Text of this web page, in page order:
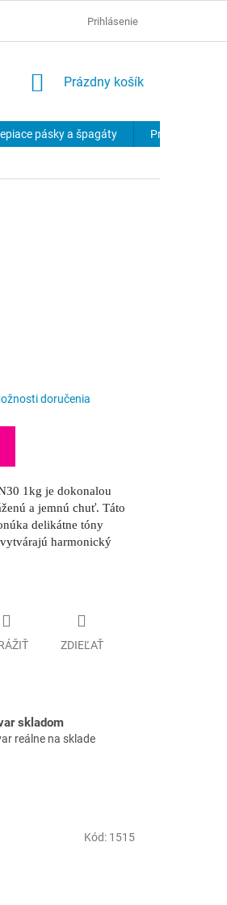
Prihlásenie
NÁKUPNÝ
Prázdny košík
pásky a špagáty Produkty na
doručenia
1kg je dokonalou
a jemnú chuť. Táto
delikátne tóny
harmonický
ZDIEĽAŤ
skladom
reálne na sklade
Kód: 1515